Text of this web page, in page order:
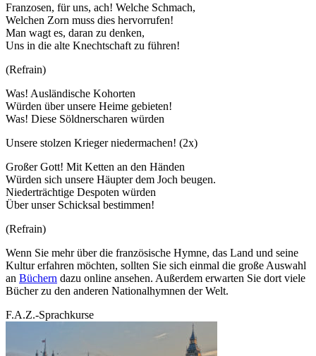
Franzosen, für uns, ach! Welche Schmach,
Welchen Zorn muss dies hervorrufen!
Man wagt es, daran zu denken,
Uns in die alte Knechtschaft zu führen!
(Refrain)
Was! Ausländische Kohorten
Würden über unsere Heime gebieten!
Was! Diese Söldnerscharen würden
Unsere stolzen Krieger niedermachen! (2x)
Großer Gott! Mit Ketten an den Händen
Würden sich unsere Häupter dem Joch beugen.
Niederträchtige Despoten würden
Über unser Schicksal bestimmen!
(Refrain)
Wenn Sie mehr über die französische Hymne, das Land und seine
Kultur erfahren möchten, sollten Sie sich einmal die große Auswahl
an Büchern dazu online ansehen. Außerdem erwarten Sie dort viele
Bücher zu den anderen Nationalhymnen der Welt.
F.A.Z.-Sprachkurse